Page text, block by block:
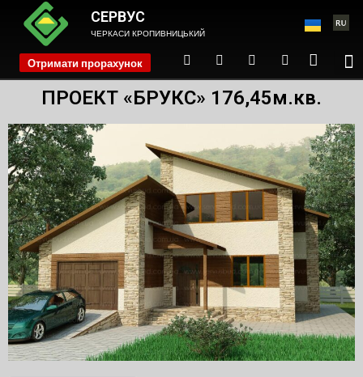
СЕРВУС
ЧЕРКАСИ КРОПИВНИЦЬКИЙ
Отримати прорахунок phone
ПРОЕКТ «БРУКС» 176,45м.кв.